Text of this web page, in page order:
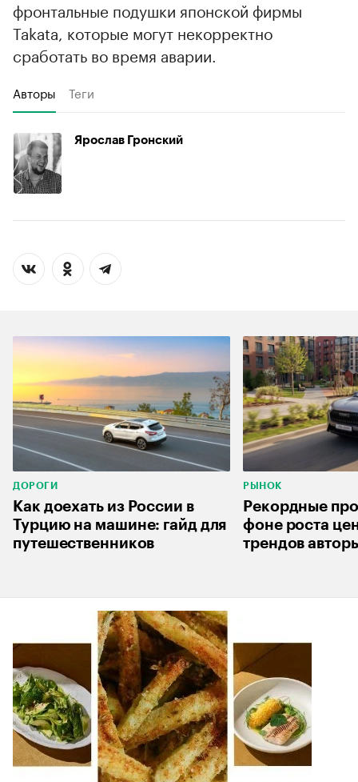
фронтальные подушки японской фирмы
Takata, которые могут некорректно
сработать во время аварии.
Авторы Теги
Ярослав Гронский
ДОРОГИ
Как доехать из России в
Турцию на машине: гайд для
путешественников
РЫНОК
Рекордные
фоне роста
трендов